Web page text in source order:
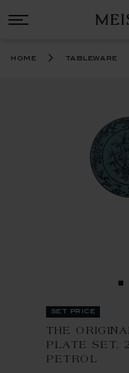
home tableware
set price
THE
PLATE SET,
PETROL